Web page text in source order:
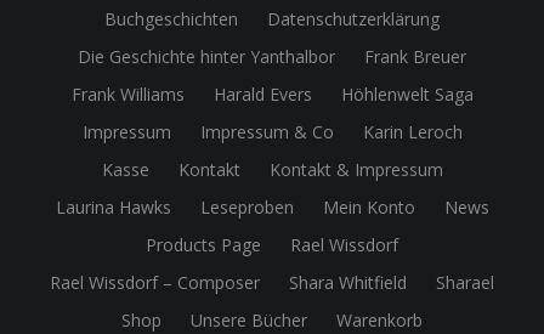
Buchgeschichten
Datenschutzerklärung
Die Geschichte hinter Yanthalbor
Frank Breuer
Frank Williams
Harald Evers
Höhlenwelt Saga
Impressum
Impressum & Co
Karin Leroch
Kasse
Kontakt
Kontakt & Impressum
Laurina Hawks
Leseproben Mein Konto
News
Products Page
Rael Wissdorf
Rael Wissdorf – Composer
Shara Whitfield
Sharael
Shop
Unsere Bücher
Warenkorb